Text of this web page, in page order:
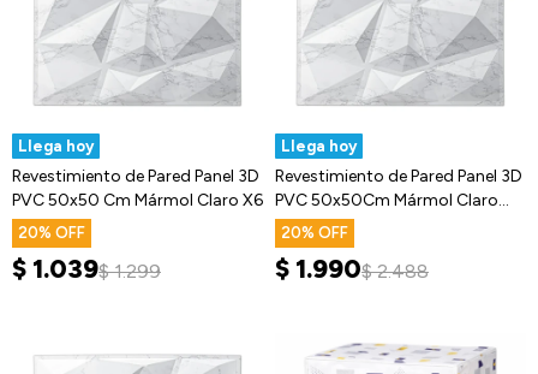
Llega hoy
Revestimiento de Pared Panel 3D
PVC 50x50 Cm Mármol Claro X6
20
$ 1.039$ 1.299
Llega hoy
Revestimiento de Pared Panel 3D
PVC 50x50Cm Mármol Claro
X12
20
$ 1.990$ 2.488